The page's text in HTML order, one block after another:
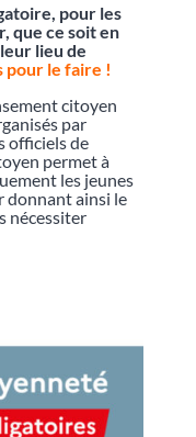
pour les
que ce soit en
lieu de
pour le faire !
citoyen
par
officiels de
permet à
les jeunes
donnant ainsi le
nécessiter